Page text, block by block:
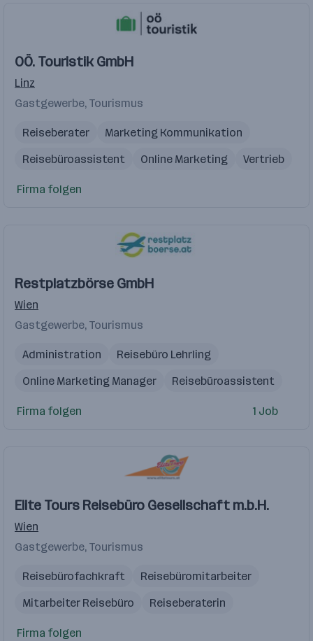
OÖ. Touristik GmbH
Linz
Gastgewerbe, Tourismus
Reiseberater
Marketing Kommunikation
Reisebüroassistent
Online Marketing Vertrieb
Firma folgen
Restplatzbörse GmbH
Wien
Gastgewerbe, Tourismus
Administration
Reisebüro Lehrling
Online Marketing Manager
Reisebüroassistent
Reiseberaterin
Firma folgen 1 Job
Elite Tours Reisebüro Gesellschaft m.b.H.
Wien
Gastgewerbe, Tourismus
Reisebürofachkraft
Reisebüromitarbeiter
Mitarbeiter Reisebüro
Reiseberaterin
Produktentwicklung
Firma folgen